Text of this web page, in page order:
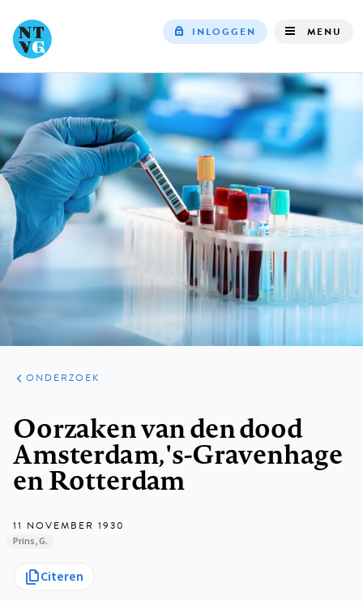
navigation
INLOGGEN MENU
ARTIKELEN
ONDERZOEK
ONDERZOEK
Oorzaken van den dood
Amsterdam, 's-Gravenhage
en Rotterdam
11 NOVEMBER 1930
Prins, G.
Citeren